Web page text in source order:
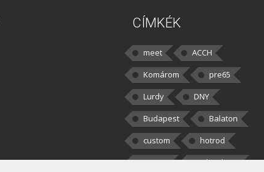
CÍMKÉK
meet
ACCH
Komárom
pre65
Lurdy
DNY
Budapest
Balaton
custom
hotrod
v8cars
50brothers